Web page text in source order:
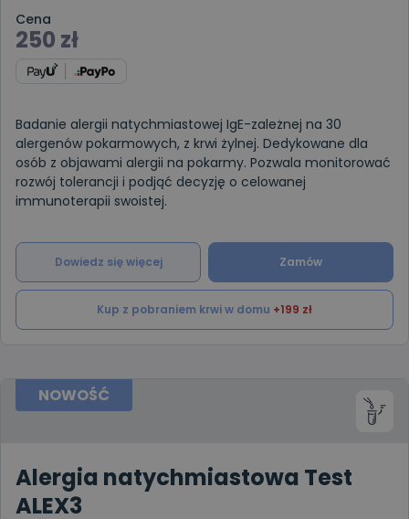
Cena
250 zł
Badanie alergii natychmiastowej IgE-zależnej na 30
alergenów pokarmowych, z krwi żylnej. Dedykowane dla
osób z objawami alergii na pokarmy. Pozwala monitorować
rozwój tolerancji i podjąć decyzję o celowanej
immunoterapii swoistej.
Dowiedz się więcej Zamów
Kup z pobraniem krwi w domu +199 zł
NOWOŚĆ
Alergia natychmiastowa Test
ALEX3